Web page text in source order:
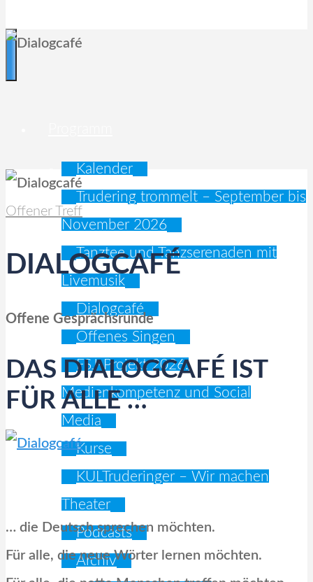
Kalender
Trudering trommelt – September bis
November 2026
Tanztee und Tanzserenaden mit
Livemusik
Dialogcafé
Offenes Singen
FSJ-Projekt 2026:
Medienkompetenz und Social
Media
Kurse
KULTruderinger – Wir machen
Theater
Podcasts
Archiv
Offener Treff
DIALOGCAFÉ
Offene Gesprächsrunde
DAS DIALOGCAFÉ IST
FÜR ALLE …
… die Deutsch sprechen möchten.
Für alle, die neue Wörter lernen möchten.